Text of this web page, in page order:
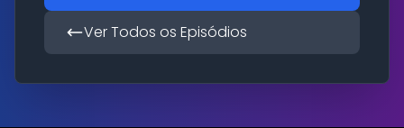
Ver Todos os Episódios